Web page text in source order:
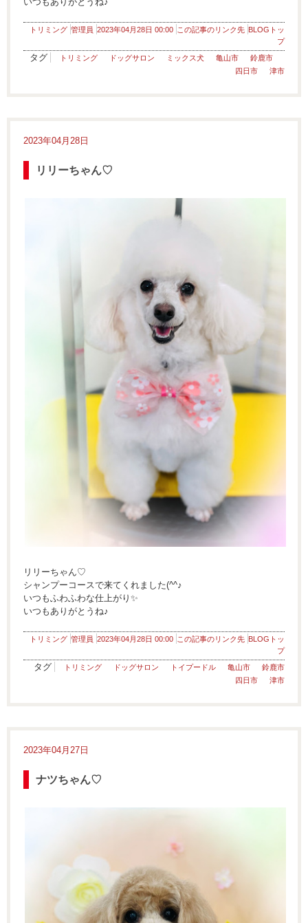
トリミング 管理員 2023年04月28日 00:00 この記事のリンク先 BLOGトッ
プ
タグ トリミング ドッグサロン ミックス犬 亀山市
鈴鹿市
四日市
津市
2023年04月28日
リリーちゃん♡
リリーちゃん♡
シャンプーコースで来てくれました(^^♪
いつもふわふわな仕上がり✨
いつもありがとうね♪
トリミング 管理員 2023年04月28日 00:00 この記事のリンク先 BLOGトッ
プ
タグ トリミング ドッグサロン トイプードル 亀山市
鈴鹿市
四日市
津市
2023年04月27日
ナツちゃん♡